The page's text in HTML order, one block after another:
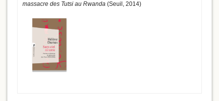
massacre des Tutsi au Rwanda (Seuil, 2014)